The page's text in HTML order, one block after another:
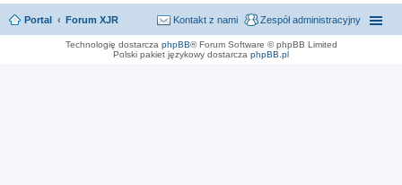
Portal Forum XJR Zespół administracyjny
Kontakt z nami
Technologię dostarcza phpBB® Forum Software © phpBB Limited
Polski pakiet językowy dostarcza phpBB.pl